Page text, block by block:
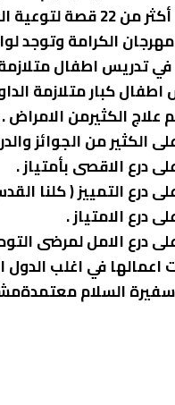
عملت أكثر من 22
مهرجان الكرامة وتوجد
تدريس اطفال متلازمة
اطفال كبار متلازمة
علاج الكثيرمن الامراض .
الكثير من الجوائز
درع الاقصى بأمتياز .
درع التمييز ( كلنا
درع الامتياز .
درع الامل لمرضى
اعمالها في اغلب الدول
السلام معتمدةمشتركة